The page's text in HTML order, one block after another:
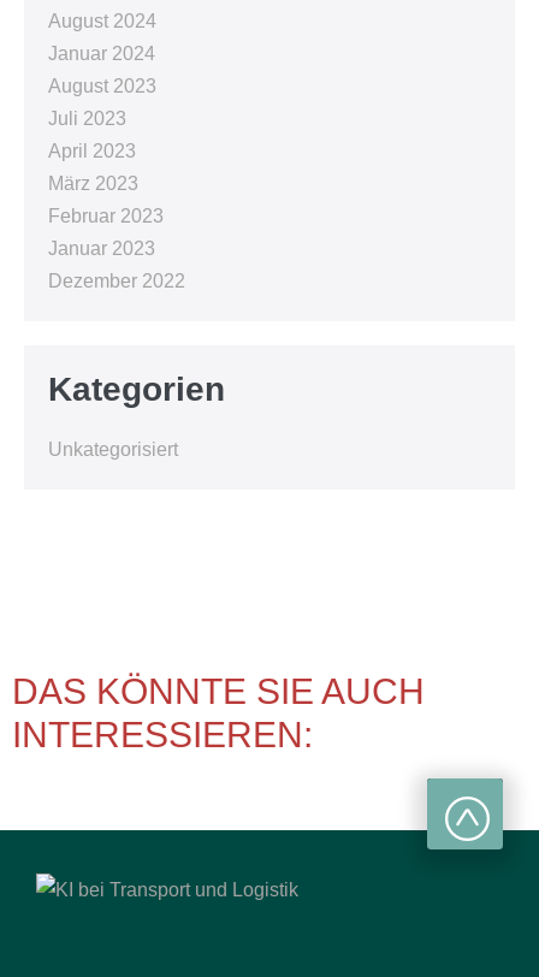
August 2024
Januar 2024
August 2023
Juli 2023
April 2023
März 2023
Februar 2023
Januar 2023
Dezember 2022
Kategorien
Unkategorisiert
DAS KÖNNTE SIE AUCH
INTERESSIEREN: